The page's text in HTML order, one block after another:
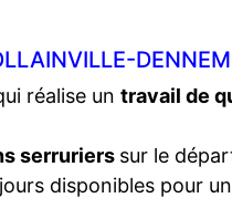
réalise un travail de
serruriers sur le
disponibles pour